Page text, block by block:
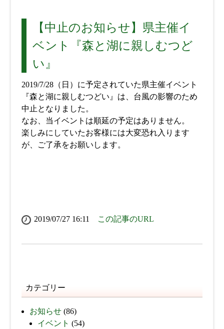
【中止のお知らせ】県主催イ
ベント『森と湖に親しむつど
い』
2019/7/28（日）に予定されていた県主催イベント
『森と湖に親しむつどい』は、台風の影響のため
中止となりました。
なお、当イベントは順延の予定はありません。
楽しみにしていたお客様には大変恐れ入ります
が、ご了承をお願いします。
2019/07/27 16:11 この記事のURL
カテゴリー
お知らせ(86)
イベント (54)